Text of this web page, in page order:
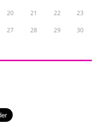
20 21 22 23
27 28 29 30